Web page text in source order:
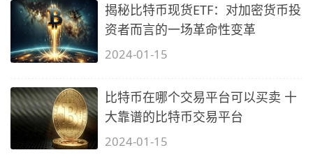
揭秘比特币现货ETF：对加密货币投
资者而言的一场革命性变革
2024-01-15
比特币在哪个交易平台可以买卖 十
大靠谱的比特币交易平台
2024-01-15